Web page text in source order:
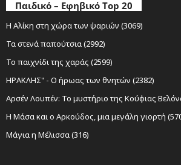
Παιδικό – Εφηβικό Top 20
Η Αλίκη στη χώρα των ψαριών (3069)
Τα στενά παπούτσια (2992)
Το παιχνίδι της χαράς (2599)
ΗΡΑΚΛΗΣ" - Ο ήρωας των θνητών (2382)
Αρσέν Λουπέν: Το μυστήριο της Κούφιας
Η Μάσα και ο Αρκούδος, μια μεγάλη γιορτή
Μάγια η Μέλισσα (316)